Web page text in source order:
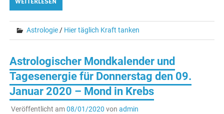
Astrologie / Hier täglich Kraft tanken
Astrologischer Mondkalender und
Tagesenergie für Donnerstag den 09.
Januar 2020 – Mond in Krebs
Veröffentlicht am08/01/2020 von admin